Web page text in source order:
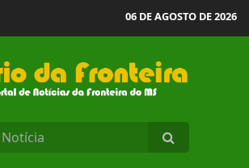
06 DE AGOSTO DE 2026